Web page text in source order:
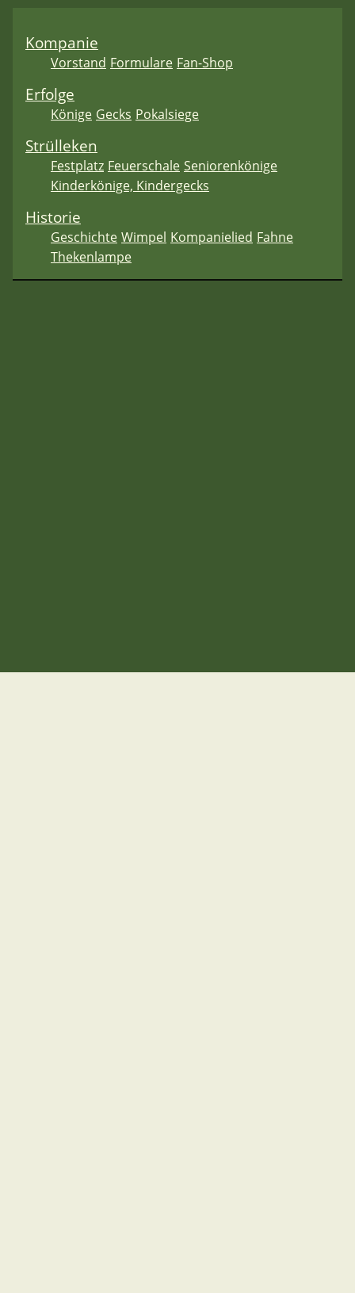
Kompanie
Vorstand Formulare Fan-Shop
Erfolge
Könige Gecks Pokalsiege
Strülleken
Festplatz Feuerschale Seniorenkönige
Kinderkönige, Kindergecks
Historie
Geschichte Wimpel Kompanielied Fahne
Thekenlampe